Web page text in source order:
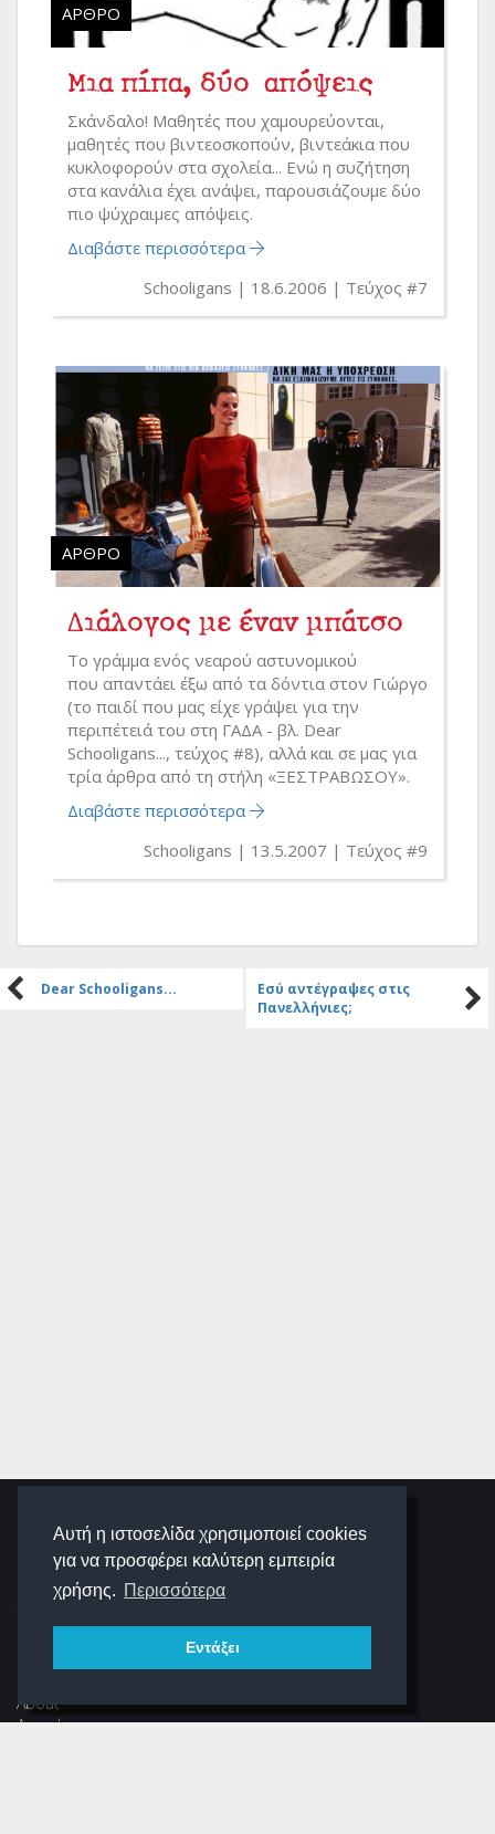
Αυτή η ιστοσελίδα χρησιμοποιεί cookies
για να προσφέρει καλύτερη εμπειρία
χρήσης. Περισσότερα
Εντάξει
ΆΡΘΡΟ
Μια πίπα, δύο απόψεις
Σκάνδαλο! Μαθητές που χαμουρεύονται,
μαθητές που βιντεοσκοπούν, βιντεάκια που
κυκλοφορούν στα σχολεία... Ενώ η συζήτηση
στα κανάλια έχει ανάψει, παρουσιάζουμε δύο
πιο ψύχραιμες απόψεις.
Διαβάστε περισσότερα
Schooligans
18.6.2006 Τεύχος #7
ΆΡΘΡΟ
Διάλογος με έναν μπάτσο
Το γράμμα ενός νεαρού αστυνομικού
που απαντάει έξω από τα δόντια στον Γιώργο
(το παιδί που μας είχε γράψει για την
περιπέτειά του στη ΓΑΔΑ - βλ. Dear
Schooligans..., τεύχος #8), αλλά και σε μας για
τρία άρθρα από τη στήλη «ΞΕΣΤΡΑΒΩΣΟΥ».
Διαβάστε περισσότερα
Schooligans
13.5.2007 Τεύχος #9
Dear Schooligans...
Εσύ αντέγραψες στις
Πανελλήνιες;
SCHOOLIGANS
SCHOOLWAVE
ΠΛΟΉΓΗΣΗ
About
Αρχική